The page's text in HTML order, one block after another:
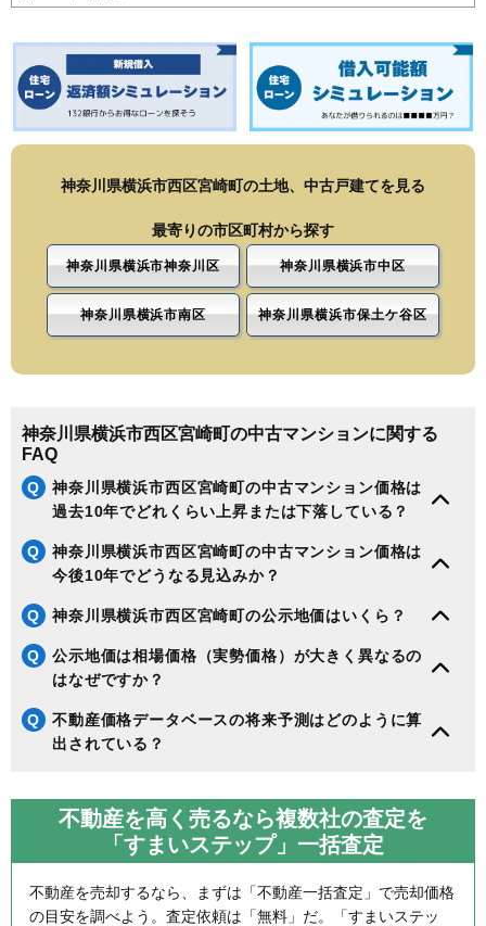
神奈川県横浜市西区宮崎町の土地、中古戸建てを見る
最寄りの市区町村から探す
神奈川県横浜市神奈川区 神奈川県横浜市中区
神奈川県横浜市南区 神奈川県横浜市保土ケ谷区
神奈川県横浜市西区宮崎町の中古マンションに関する
FAQ
Q
神奈川県横浜市西区宮崎町の中古マンション価格は
過去10年でどれくらい上昇または下落している？
Q
神奈川県横浜市西区宮崎町の中古マンション価格は
今後10年でどうなる見込みか？
Q 神奈川県横浜市西区宮崎町の公示地価はいくら？
Q
公示地価は相場価格（実勢価格）が大きく異なるの
はなぜですか？
Q
不動産価格データベースの将来予測はどのように算
出されている？
不動産を高く売るなら複数社の査定を
「すまいステップ」一括査定
不動産を売却するなら、まずは「不動産一括査定」で売却価格
の目安を調べよう。査定依頼は「無料」だ。「すまいステッ